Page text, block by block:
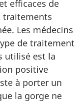
efficaces de
traitements
Les médecins
de traitement
utilisé est la
positive
à porter un
la gorge ne